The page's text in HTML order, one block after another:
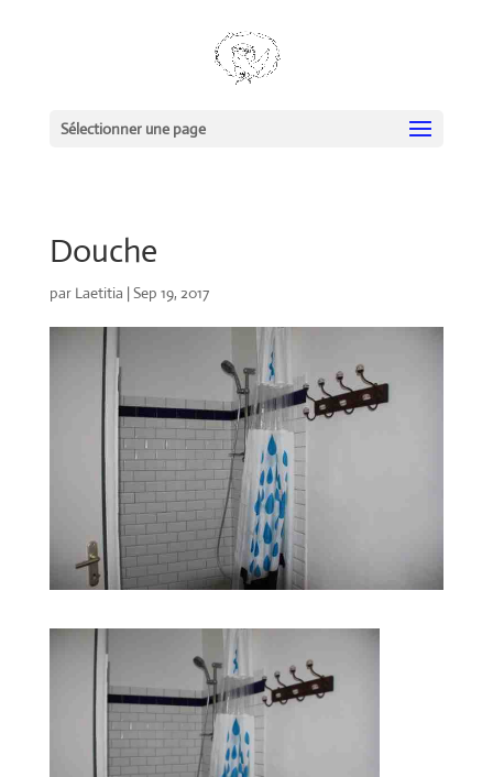
Sélectionner une page
Douche
par Laetitia |Sep 19, 2017